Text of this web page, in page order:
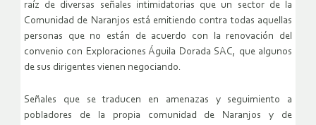
raíz de diversas señales intimidatorias que un sector de la
Comunidad de Naranjos está emitiendo contra todas aquellas
personas que no están de acuerdo con la renovación del
convenio con Exploraciones Águila Dorada SAC, que algunos
de sus dirigentes vienen negociando.
Señales que se traducen en amenazas y seguimiento a
pobladores de la propia comunidad de Naranjos y de